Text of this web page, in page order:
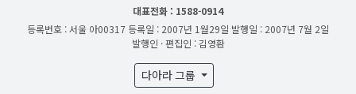
대표전화 : 1588-0914
등록번호 : 서울 아00317 등록일 : 2007년 1월29일 발행일 : 2007년 7월 2일
발행인 · 편집인 : 김영환
다아라 그룹